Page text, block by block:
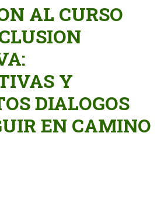
AL CURSO
Y
DIALOGOS
EN CAMINO